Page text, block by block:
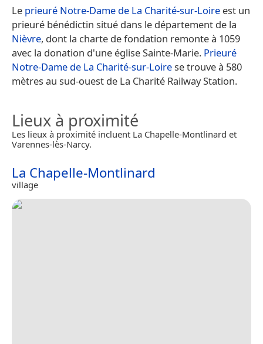
Le prieuré Notre-Dame de La Charité-sur-Loire est un
prieuré bénédictin situé dans le département de la
Nièvre, dont la charte de fondation remonte à 1059
avec la donation d'une église Sainte-Marie. Prieuré
Notre-Dame de La Charité-sur-Loirese trouve à 580
mètres au sud-ouest de La Charité Railway Station.
Lieux à proximité
Les lieux à proximité incluent La Chapelle-Montlinard et
Varennes-lès-Narcy.
La Chapelle-Montlinard
village